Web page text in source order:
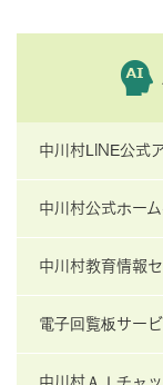
中川村LINE公式
中川村公式ホー
中川村教育情報
電子回覧板サー
中川村ＡＩチャ